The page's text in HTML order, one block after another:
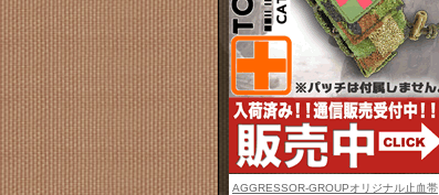
AGGRESSOR-GROUPオリジナル止血帯